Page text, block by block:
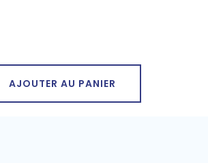
AJOUTER AU PANIER